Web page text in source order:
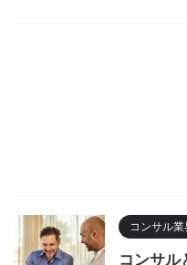
コンサル業
コンサル